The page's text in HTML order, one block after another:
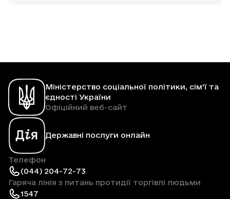
Міністерство соціальної політики, сім'ї та
єдності України
Офіційний веб-сайт
Державні послуги онлайн
Телефон
(044) 204-72-73
Гаряча лінія з питань протидії торгівлі людьми
1547